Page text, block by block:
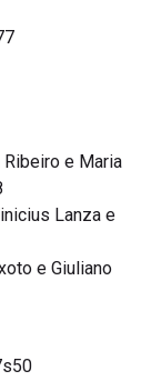
Ribeiro e Maria
Lanza e
e Giuliano